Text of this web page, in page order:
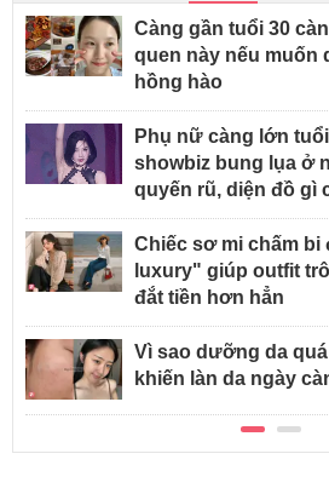
Càng gần tuổi 30
quen này nếu muốn
hồng hào
Phụ nữ càng lớn
showbiz bung lụa ở
quyến rũ, diện đồ gì
Chiếc sơ mi chấm
luxury" giúp outfit
đắt tiền hơn hẳn
Vì sao dưỡng da
khiến làn da ngày